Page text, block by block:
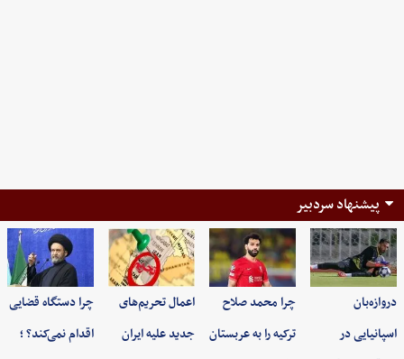
پیشنهاد سردبیر
دروازه‌بان
اسپانیایی در
چرا محمد صلاح
ترکیه را به عربستان
اعمال تحریم‌های
جدید علیه ایران
چرا دستگاه قضایی
اقدام نمی‌کند؟ ؛